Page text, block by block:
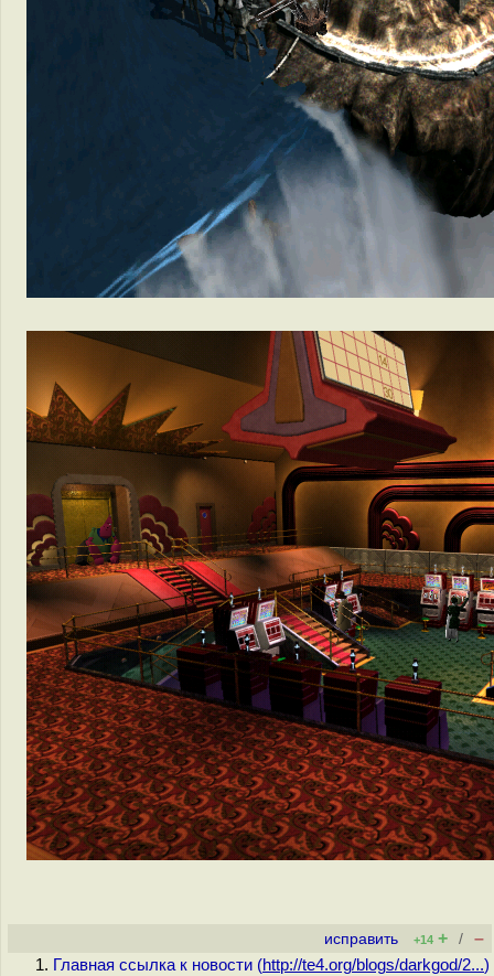
исправить +14 + / –
Главная ссылка к новости (http://te4.org/blogs/darkgod/2...)